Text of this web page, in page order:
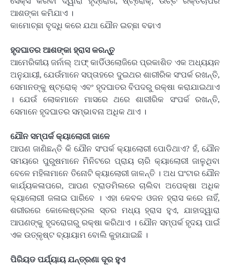
ଆଶଙ୍କା କମିଯାଏ ।
କାମୋଚ୍ଛା ବୃଦ୍ଧି କରେ ଯଥା ଯୌନ ଇଚ୍ଛା ବଢାଏ
ହୃଦଘାତର ଆଶଙ୍କା ହ୍ରାସ କରନ୍ତୁ
ଆମେରିକୀୟ ଜର୍ନାଲ୍ ଅଫ୍ କାର୍ଡିଓଲୋଜିରେ ପ୍ରକାଶିତ ଏକ ଅଧ୍ୟୟନ
ଅନୁଯାୟୀ, ଯେଉଁମାନେ ସପ୍ତାହରେ ଦୁଇଥର ଶାରୀରିକ ସଂପର୍କ ରଖନ୍ତି,
ସେମାନଙ୍କୁ ଷ୍ଟ୍ରୋକ୍ ଏବଂ ହୃଦଘାତର ବିପଦରୁ ରକ୍ଷା କରାଯାଇଥାଏ
। ଯେଉଁ ଲୋକମାନେ ମାସରେ ଥରେ ଶାରୀରିକ ସଂପର୍କ ରଖନ୍ତି,
ସେମାନେ ହୃଦଘାତର ସମ୍ଭାବନା ଅଧିକ ଥାଏ ।
ଯୌନ ସମ୍ପର୍କ କ୍ୟାଲୋରୀ ଜାଳେ
ଆପଣ ଜାଣିଛନ୍ତି କି ଯୌନ ସଂପର୍କ କ୍ୟାଲୋରୀ ପୋଡିଥାଏ? ହଁ, ଯୌନ
ସମୟରେ ପୁରୁଷମାନେ ମିନିଟରେ ପ୍ରାୟ ଚାରି କ୍ୟାଲୋରୀ ଜାଳୁଥିବା
ବେଳେ ମହିଳାମାନେ ତିନୋଟି କ୍ୟାଲୋରୀ ଜାଳନ୍ତି । ଅଧ ଘଂଟାର ଯୌନ
କାର୍ଯ୍ୟକଳାପରେ, ଆପଣ ଟ୍ରାଡମିଲରେ ଚାଲିବା ଅପେକ୍ଷା ଅଧିକ
କ୍ୟାଲୋରୀ ଜଳାଇ ପାରିବେ । ଏହା କେବଳ ଓଜନ ହ୍ରାସ କରେ ନାହିଁ,
ଶରୀରରେ କୋଲେଷ୍ଟ୍ରଲ ସ୍ତର ମଧ୍ୟ ହ୍ରାସ ହୁଏ, ଯାହାଦ୍ୱାରା
ଆପଣଙ୍କୁ ହୃଦରୋଗରୁ ରକ୍ଷା କରିଥାଏ । ଯୌନ ସମ୍ପର୍କ ହୃଦୟ ପାଇଁ
ଏକ ଉତ୍କୃଷ୍ଟ ବ୍ୟାୟାମ ବୋଲି କୁହାଯାଇଛି ।
ପିରିୟଡ ପର୍ଯ୍ୟାୟ ଯନ୍ତ୍ରଣା ଦୂର ହୁଏ